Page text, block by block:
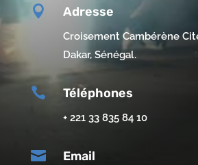
 Adresse
Croisement Cambérène
Dakar, Sénégal.
 Téléphones
+ 221 33 835 84 10
 Email